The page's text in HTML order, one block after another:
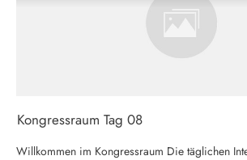
Kongressraum Tag 08
Willkommen im Kongressraum Die täglichen